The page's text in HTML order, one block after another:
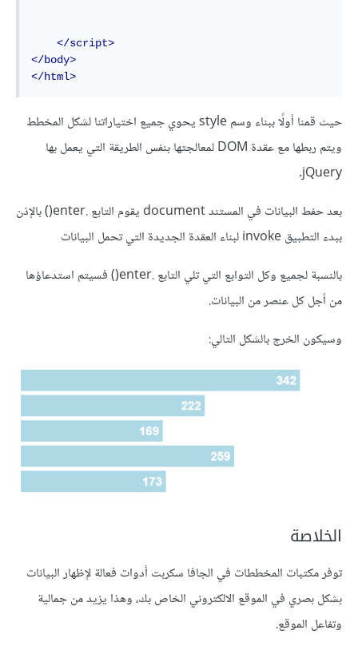
</script>
</body>
</html>
حيث قمنا أولًا ببناء وسم style يحوي جميع اختياراتنا لشكل المخطط
ويتم ربطها مع عقدة DOM لمعالجتها بنفس الطريقة التي يعمل بها
jQuery.
بعد حفط البيانات في المستند document يقوم التابع .enter() بالإذن
ببدء التطبيق invoke لبناء العقدة الجديدة التي تحمل البيانات
بالنسبة لجميع وكل التوابع التي تلي التابع .enter() فسيتم استدعاؤها
من أجل كل عنصر من البيانات.
وسيكون الخرج بالشكل التالي:
الخلاصة
توفر مكتبات المخططات في الجافا سكربت أدوات فعالة لإظهار البيانات
بشكل بصري في الموقع الالكتروني الخاص بك، وهذا يزيد من جمالية
وتفاعل الموقع.